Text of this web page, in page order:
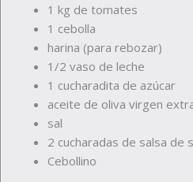
1 kg de tomates
1 cebolla
harina (para rebozar)
1/2 vaso de leche
1 cucharadita de azúcar
aceite de oliva virgen
sal
2 cucharadas de salsa de
Cebollino